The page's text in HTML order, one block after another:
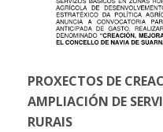
PROXECTOS DE
AMPLIACIÓN DE
RURAIS